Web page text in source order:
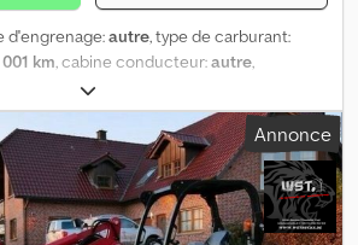
d'engrenage:autre, type de carburant:
001 km , cabine conducteur:autre
: Bovenden. Dwsdpfsi Rpa Dex Ai Toa
hydraulique. UTILISÉ. N° : 10749J4027.
ACCESSOIRES SANS GARANTIE.
et erreurs réservées !
Annonce